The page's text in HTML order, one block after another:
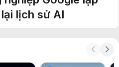
lịch sử AI